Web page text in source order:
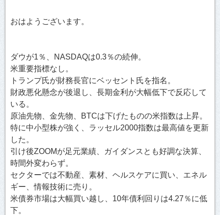
おはようございます。
ダウが1％、NASDAQは0.3％の続伸。
米重要指標なし。
トランプ氏が財務長官にベッセント氏を指名。
財政悪化懸念が後退し、長期金利が大幅低下で反応して
いる。
原油先物、金先物、BTCは下げたものの米指数は上昇。
特に中小型株が強く、ラッセル2000指数は最高値を更新
した。
引け後ZOOMが足元業績、ガイダンスとも好調な決算、
時間外変わらず。
セクターでは不動産、素材、ヘルスケアに買い、エネル
ギー、情報技術に売り。
米債券市場は大幅買い越し、10年債利回りは4.27％に低
下。